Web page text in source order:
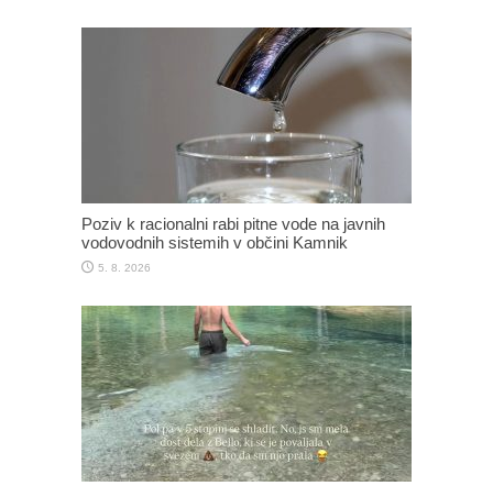
Poziv k racionalni rabi pitne vode na javnih
vodovodnih sistemih v občini Kamnik
5. 8. 2026